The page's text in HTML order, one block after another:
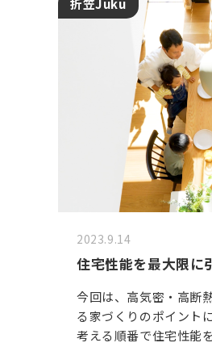
折笠Juku
2023.9.14
住宅性能を最大限に
今回は、高気密・高断
る家づくりのポイント
考える順番で住宅性能